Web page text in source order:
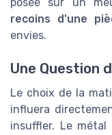
recoins d'une
envies.
Une Question
Le choix de la
influera
insuffler. Le